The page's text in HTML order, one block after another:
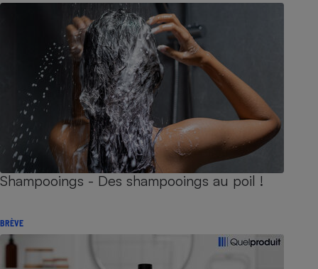
Shampooings - Des shampooings au poil !
BRÈVE